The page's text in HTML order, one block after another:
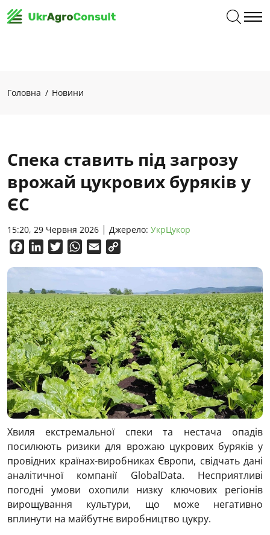
Головна Новини
Спека ставить під загрозу
врожай цукрових буряків у
ЄС
15:20, 29 Червня 2026 Джерело: УкрЦукор
FacebookLinkedInTwitterWhatsApp
Email
Хвиля екстремальної спеки та нестача опадів
посилюють ризики для врожаю цукрових буряків у
провідних країнах-виробниках Європи, свідчать дані
аналітичної компанії GlobalData. Несприятливі
погодні умови охопили низку ключових регіонів
вирощування культури, що може негативно
вплинути на майбутнє виробництво цукру.